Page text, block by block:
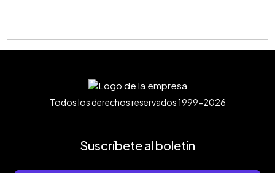
Todos los derechos reservados 1999-2026
Suscríbete al boletín